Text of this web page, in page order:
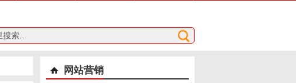
网站营销